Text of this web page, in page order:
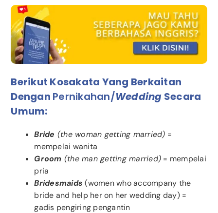
Berikut Kosakata Yang Berkaitan
Dengan Pernikahan/Wedding Secara
Umum:
Bride (the woman getting married) =
mempelai wanita
Groom (the man getting married) = mempelai
pria
Bridesmaids (women who accompany the
bride and help her on her wedding day) =
gadis pengiring pengantin